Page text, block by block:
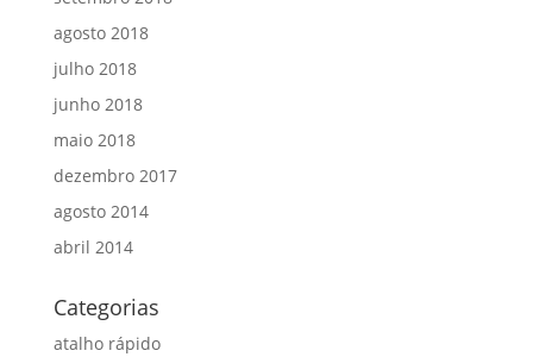
agosto 2018
julho 2018
junho 2018
maio 2018
dezembro 2017
agosto 2014
abril 2014
Categorias
atalho rápido